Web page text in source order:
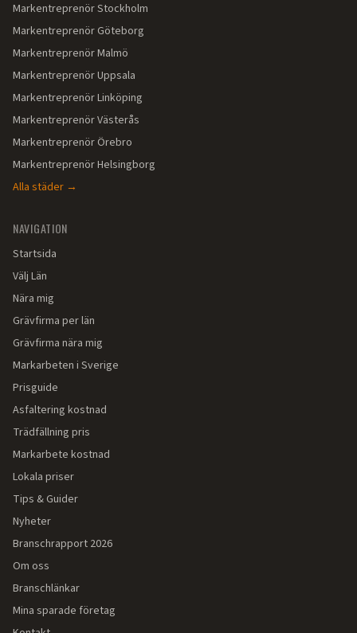
MarkentreprenörStockholm
MarkentreprenörGöteborg
MarkentreprenörMalmö
MarkentreprenörUppsala
MarkentreprenörLinköping
MarkentreprenörVästerås
MarkentreprenörÖrebro
MarkentreprenörHelsingborg
Alla städer →
NAVIGATION
Startsida
Välj Län
Nära mig
Grävfirma per län
Grävfirma nära mig
Markarbeten i Sverige
Prisguide
Asfaltering kostnad
Trädfällning pris
Markarbete kostnad
Lokala priser
Tips & Guider
Nyheter
Branschrapport 2026
Om oss
Branschlänkar
Mina sparade företag